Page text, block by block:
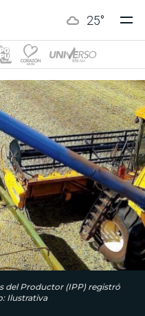
25°
del Productor (IPP) registró
Ilustrativa